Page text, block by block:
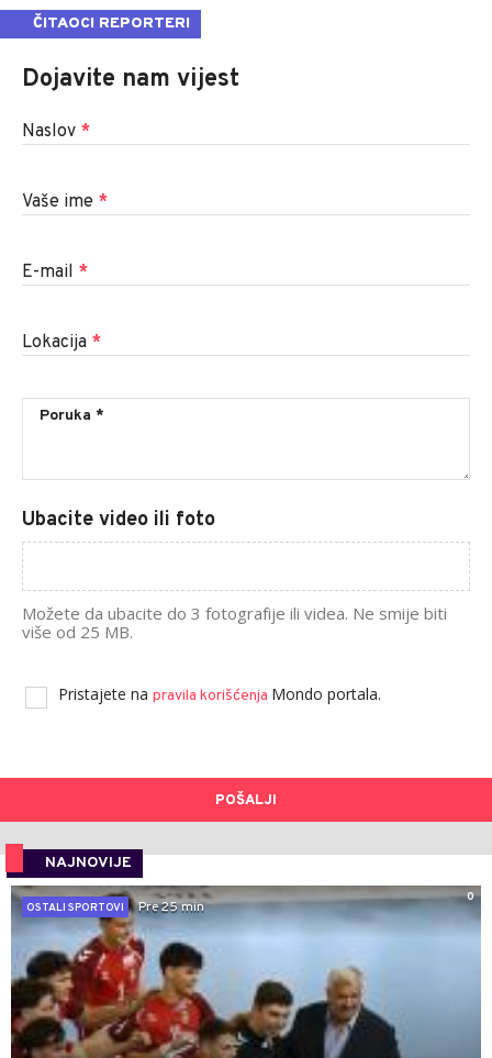
ČITAOCI REPORTERI
Dojavite nam vijest
Naslov *
Vaše ime *
E-mail *
Lokacija *
Ubacite video ili foto
Možete da ubacite do 3 fotografije ili videa. Ne smije biti
više od 25 MB.
Pristajete na pravila korišćenja Mondo portala.
POŠALJI
NAJNOVIJE
0
OSTALI SPORTOVI
Pre 25 min